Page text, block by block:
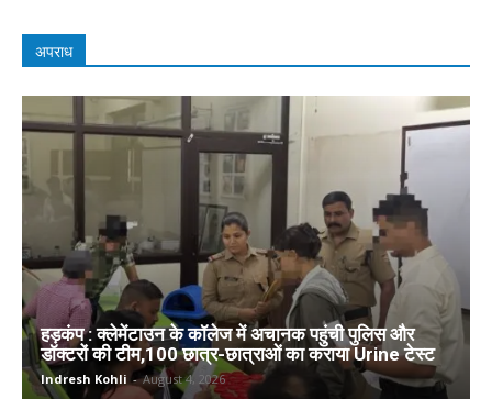
अपराध
हड़कंप : क्लेमेंटाउन के कॉलेज में अचानक पहुंची पुलिस और
डॉक्टरों की टीम,100 छात्र-छात्राओं का कराया Urine टेस्ट
Indresh Kohli - August 4, 2026